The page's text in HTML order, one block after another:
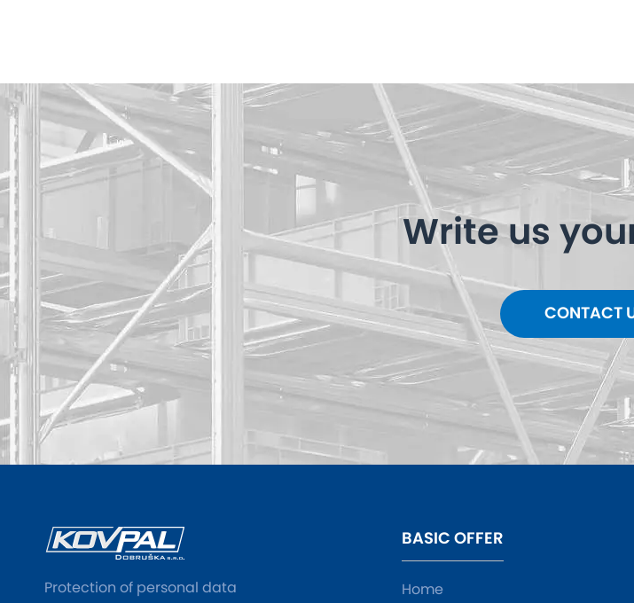
Write us
CONTACT
Protection of personal data
BASIC OFFER
Home